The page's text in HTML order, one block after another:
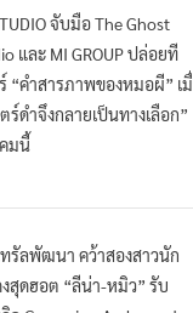
และ MI GROUP ปล่อยที
“คำสารภาพของหมอผี” เมื่อ
ร์ดำจึงกลายเป็นทางเลือก”
มนี้
สุดฮอต “ลีน่า-หมิว” รับ
จ Campaign Ambassador